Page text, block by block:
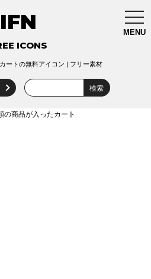
MENU
IFN
ICONS
ートの無料アイコン | フリー素材
の商品が入ったカート